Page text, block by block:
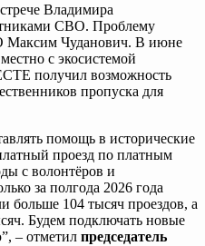
Владимира
СВО. Проблему
Максим Чуданович. В июне
с экосистемой
получил возможность
пропуска для
помощь в исторические
проезд по платным
с волонтёров и
за полгода 2026 года
104 тысяч проездов, а
Будем подключать новые
– отметил председатель